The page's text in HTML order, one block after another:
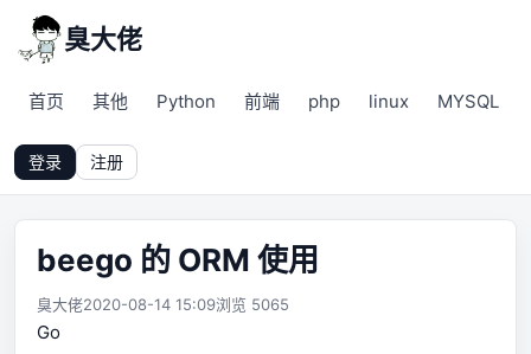
臭大佬
首页 其他 Python 前端 php linux MYSQL
登录 注册
beego 的 ORM 使用
臭大佬2020-08-14 15:09浏览 5065
Go